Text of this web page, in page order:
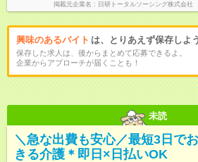
掲載元企業名 日研トータルソーシング株式会
興味のあるバイト は、とりあえず保存しよ
保存した求人は、後からまとめて応募できるよ。
企業からアプローチが届くことも！
未読
＼急な出費も安心／最短3日で
きる介護＊即日×日払いOK